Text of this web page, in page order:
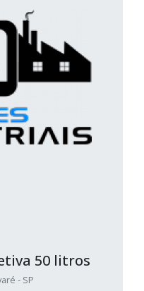
50 litros
- SP